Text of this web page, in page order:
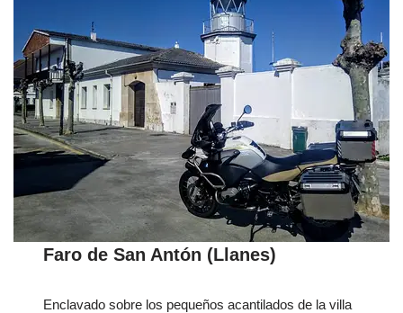
Faro de San Antón (Llanes)
Enclavado sobre los pequeños acantilados de la villa